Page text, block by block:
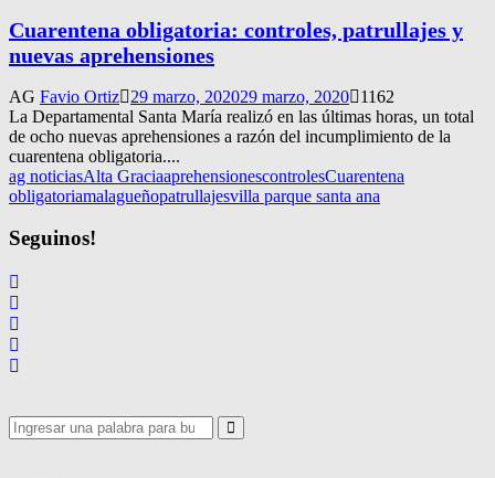
Cuarentena obligatoria: controles, patrullajes y
nuevas aprehensiones
AG Favio Ortiz 29 marzo, 202029 marzo, 2020
1162
La Departamental Santa María realizó en las últimas horas, un total
de ocho nuevas aprehensiones a razón del incumplimiento de la
cuarentena obligatoria....
ag noticiasAlta GraciaaprehensionescontrolesCuarentena
obligatoriamalagueñopatrullajesvilla parque santa ana
Seguinos!
Search
for:
Search